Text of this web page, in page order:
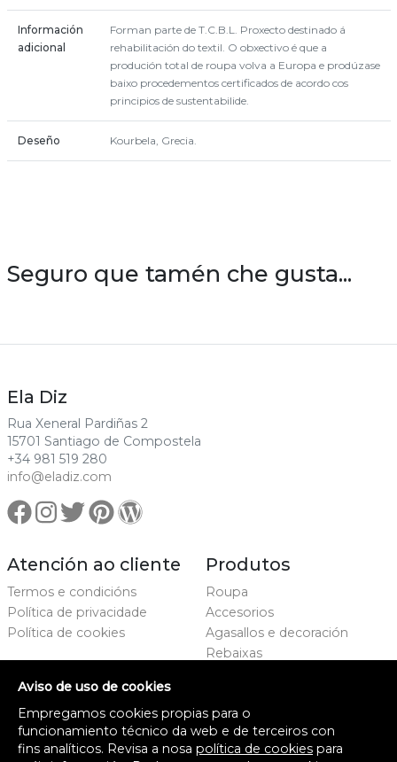
Información
adicional
Forman parte de T.C.B.L. Proxecto destinado á
rehabilitación do textil. O obxectivo é que a
produción total de roupa volva a Europa e prodúzase
baixo procedementos certificados de acordo cos
principios de sustentabilide.
Deseño Kourbela, Grecia.
Seguro que tamén che gusta...
Ela Diz
Rua Xeneral Pardiñas 2
15701 Santiago de Compostela
+34 981 519 280
info@eladiz.com
Atención ao cliente
Termos e condicións
Política de privacidade
Política de cookies
Produtos
Roupa
Accesorios
Agasallos e decoración
Rebaixas
Proxecto cofinanciado
Aviso de uso de cookies
Empregamos cookies propias para o
funcionamiento técnico da web e de terceiros con
fins analíticos. Revisa a nosa política de cookies para